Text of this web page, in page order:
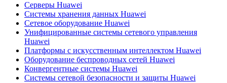
Серверы Huawei
Системы хранения данных Huawei
Сетевое оборудование Huawei
Унифицированные системы сетевого управления
Huawei
Платформы с искусственным интеллектом Huawei
Оборудование беспроводных сетей Huawei
Конвергентные системы Huawei
Системы сетевой безопасности и защиты Huawei